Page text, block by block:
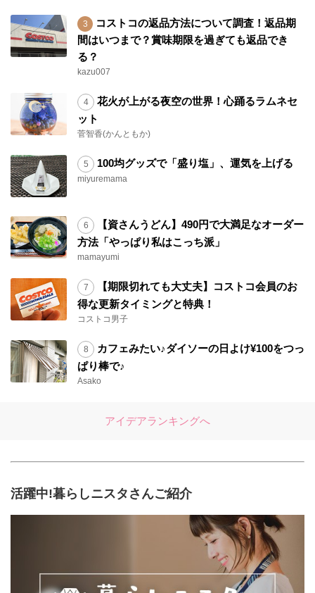
コストコの返品方法について調査！返品期
間はいつまで？賞味期限を過ぎても返品でき
る？
kazu007
花火が上がる夜空の世界！心踊るラムネセ
ット
菅智香(かんともか)
100均グッズで「盛り塩」、運気を上げる
miyuremama
【資さんうどん】490円で大満足なオーダー
方法「やっぱり私はこっち派」
mamayumi
【期限切れても大丈夫】コストコ会員のお
得な更新タイミングと特典！
コストコ男子
カフェみたい♪ダイソーの日よけ¥100をつっ
ぱり棒で♪
Asako
アイデアランキングへ
活躍中!暮らしニスタさんご紹介